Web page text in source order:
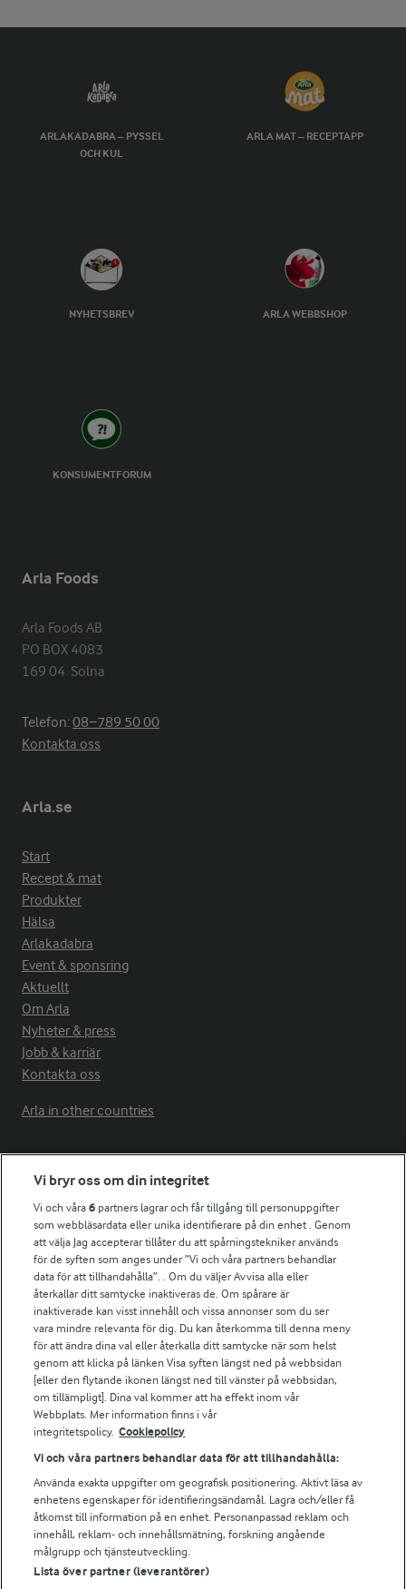
ARLAKADABRA – PYSSEL
OCH KUL
ARLA MAT – RECEPTAPP
NYHETSBREV ARLA WEBBSHOP
KONSUMENTFORUM
Arla Foods
Arla Foods AB
PO BOX 4083
169 04  Solna
Telefon:08−789 50 00
Kontakta oss
Arla.se
Start
Recept & mat
Produkter
Hälsa
Arlakadabra
Event & sponsring
Aktuellt
Om Arla
Nyheter & press
Jobb & karriär
Kontakta oss
Arla in other countries
Fler Arlasajter
För ägare
Arlas kundportal
Arla.com
Falbygdens Ost
Arla webbshop
Bildbank
Följ oss
© 2026 Arla Foods
Vi bryr oss om din integritet
Vi och våra6 partners lagrar och får tillgång till personuppgifter
som webbläsardata eller unika identifierare på din enhet . Genom
att välja Jag accepterar tillåter du att spårningstekniker används
för de syften som anges under ”Vi och våra partners behandlar
data för att tillhandahålla”. . Om du väljer Avvisa alla eller
återkallar ditt samtycke inaktiveras de. Om spårare är
inaktiverade kan visst innehåll och vissa annonser som du ser
vara mindre relevanta för dig. Du kan återkomma till denna meny
för att ändra dina val eller återkalla ditt samtycke när som helst
genom att klicka på länken Visa syften längst ned på webbsidan
[eller den flytande ikonen längst ned till vänster på webbsidan,
om tillämpligt]. Dina val kommer att ha effekt inom vår
Webbplats. Mer information finns i vår
integritetspolicy. Cookiepolicy
Vi och våra partners behandlar data för att tillhandahålla:
Använda exakta uppgifter om geografisk positionering. Aktivt läsa av
enhetens egenskaper för identifieringsändamål. Lagra och/eller få
åtkomst till information på en enhet. Personanpassad reklam och
innehåll, reklam- och innehållsmätning, forskning angående
målgrupp och tjänsteutveckling.
Lista över partner (leverantörer)